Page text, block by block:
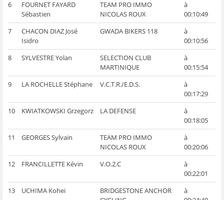
6
FOURNET FAYARD
Sébastien
TEAM PRO IMMO
NICOLAS ROUX
à
00:10:49
7
CHACON DIAZ José
Isidro
GWADA BIKERS 118
à
00:10:56
8
SYLVESTRE Yolan
SELECTION CLUB
MARTINIQUE
à
00:15:54
9
LA ROCHELLE Stéphane V.C.T.R./E.D.S.
à
00:17:29
10
KWIATKOWSKI Grzegorz LA DEFENSE
à
00:18:05
11
GEORGES Sylvain
TEAM PRO IMMO
NICOLAS ROUX
à
00:20:06
12
FRANCILLETTE Kévin V.O.2.C
à
00:22:01
13
UCHIMA Kohei
BRIDGESTONE ANCHOR
à